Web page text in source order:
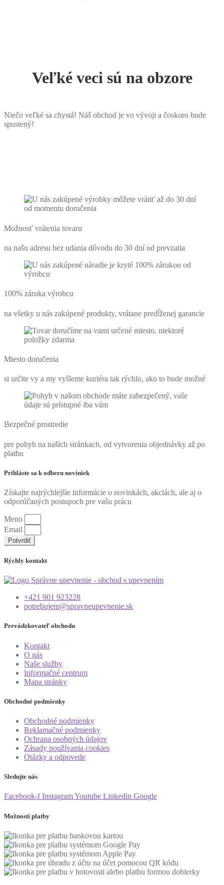
Veľké veci sú na obzore
Niečo veľké sa chystá! Náš obchod je vo vývoji a čoskoro bude
spustený!
Možnosť vrátenia tovaru
na našu adresu bez udania dôvodu do 30 dní od prevzatia
100% záruka výrobcu
na všetky u nás zakúpené produkty, vrátane predĺženej garancie
Miesto doručenia
si určite vy a my vyšleme kuriéra tak rýchlo, ako to bude možné
Bezpečné prostredie
pre pohyb na našich stránkach, od vytvorenia objednávky až po
platbu
Prihláste sa k odberu noviniek
Získajte najrýchlejšie informácie o novinkách, akciách, ale aj o
odporúčaných postupoch pre vašu prácu
Meno
Email
Potvrdiť
Rýchly kontakt
+421 901 923228
potrebujem@spravneupevnenie.sk
Prevádzkovateľ obchodu
Kontakt
O nás
Naše služby
Informačné centrum
Mapa stránky
Obchodné podmienky
Obchodné podmienky
Reklamačné podmienky
Ochrana osobných údajov
Zásady používania cookies
Otázky a odpovede
Sledujte nás
Facebook-f InstagramYoutube Linkedin Google
Možnosti platby